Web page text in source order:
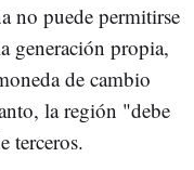
no puede permitirse
generación propia,
de cambio
la región "debe
terceros.